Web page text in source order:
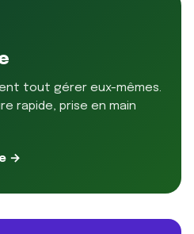
tout gérer eux-mêmes.
rapide, prise en main
→